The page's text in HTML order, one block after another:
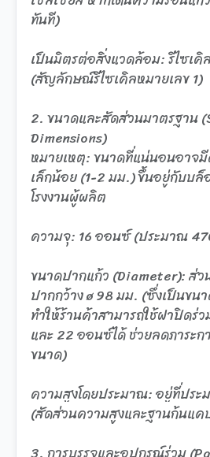
ทันที)
เป็นมิตรต่อสิ่งแวดล้อม: รีไซเคิ
(สัญลักษณ์รีไซเคิลหมายเลข 1)
2. ขนาดและสัดส่วนมาตรฐาน
Dimensions)
หมายเหตุ: ขนาดที่แน่นอนอาจ
เล็กน้อย (1-2 มม.) ขึ้นอยู่กับบ
โรงงานผู้ผลิต
ความจุ: 16 ออนซ์ (ประมาณ
ขนาดปากแก้ว (Diameter): ส่
ปากกว้าง ø 98 มม. (ซึ่งเป็นข
ทำให้ร้านค้าสามารถใช้ฝาปิดร่
และ 22 ออนซ์ได้ ช่วยลดภาระ
ขนาด)
ความสูงโดยประมาณ: อยู่ที่ปร
(สัดส่วนความสูงและฐานก้นแ